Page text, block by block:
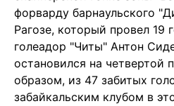
форварду барнаульского
Рагозе, который провел 19
голеадор "Читы" Антон
остановился на четвертой
образом, из 47 забитых
забайкальским клубом в